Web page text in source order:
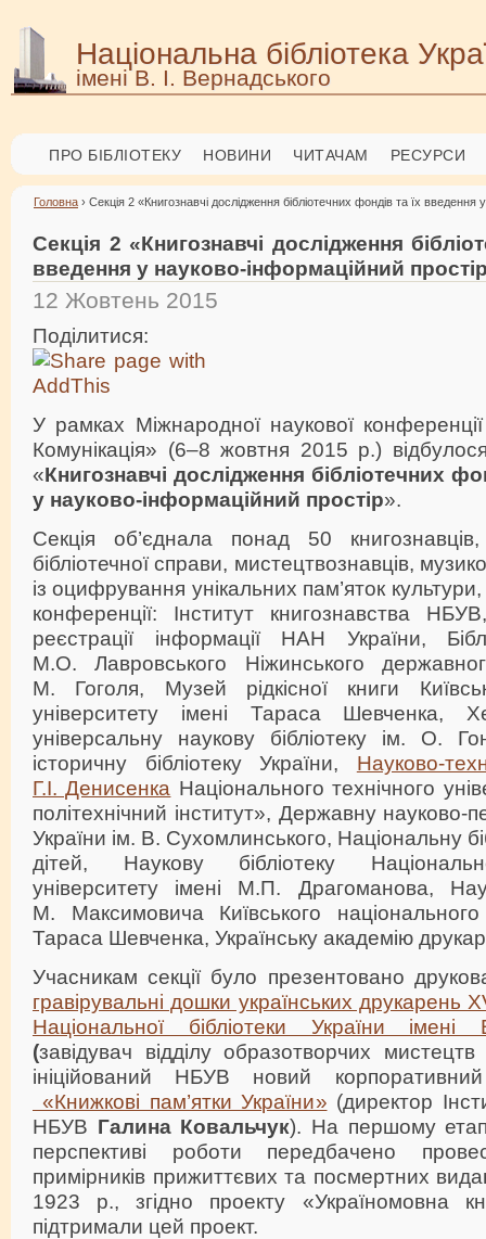
Національна бібліотека
імені В. І. Вернадського
ПРО БІБЛІОТЕКУ НОВИНИ ЧИТАЧАМ РЕСУРСИ
Головна › Секція 2 «Книгознавчі дослідження бібліотечних фондів та їх
Секція 2 «Книгознавчі дослідження
введення у науково-інформаційний
12 Жовтень 2015
Поділитися:
У рамках Міжнародної наукової
Комунікація» (6–8 жовтня 2015 р.)
«Книгознавчі дослідження бібліотечних
у науково-інформаційний простір».
Секція об’єднала понад 50
бібліотечної справи, мистецтвознавців,
із оцифрування унікальних пам’яток
конференції: Інститут книгознавства
реєстрації інформації НАН України,
М.О. Лавровського Ніжинського
М. Гоголя, Музей рідкісної книги
університету імені Тараса Шевченка,
універсальну наукову бібліотеку ім. О.
історичну бібліотеку України, Науково-
Г.І. Денисенка Національного технічного
політехнічний інститут», Державну науково-
України ім. В. Сухомлинського, Національну
дітей, Наукову бібліотеку
університету імені М.П. Драгоманова,
М. Максимовича Київського національного
Тараса Шевченка, Українську академію
Учасникам секції було презентовано
гравірувальні дошки українських друкарень
Національної бібліотеки України імені
(завідувач відділу образотворчих
ініційований НБУВ новий
«Книжкові пам’ятки України» (директор
НБУВ Галина Ковальчук). На першому
перспективі роботи передбачено
примірників прижиттєвих та посмертних
1923 р., згідно проекту «Україномовна
підтримали цей проект.